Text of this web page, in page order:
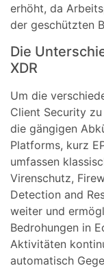
erhöht, da
der geschützten
Die
XDR
Um die
Client Security
die gängigen
Platforms, kurz
umfassen
Virenschutz,
Detection and
weiter und
Bedrohungen in
Aktivitäten
automatisch